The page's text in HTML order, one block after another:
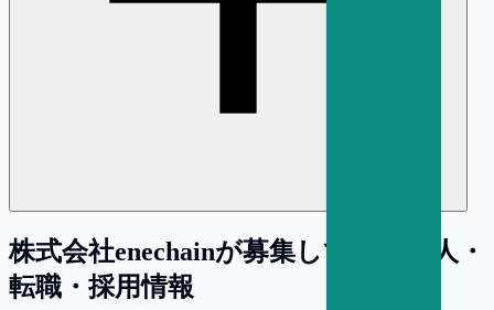
株式会社enechainが募集している求人・
転職・採用情報